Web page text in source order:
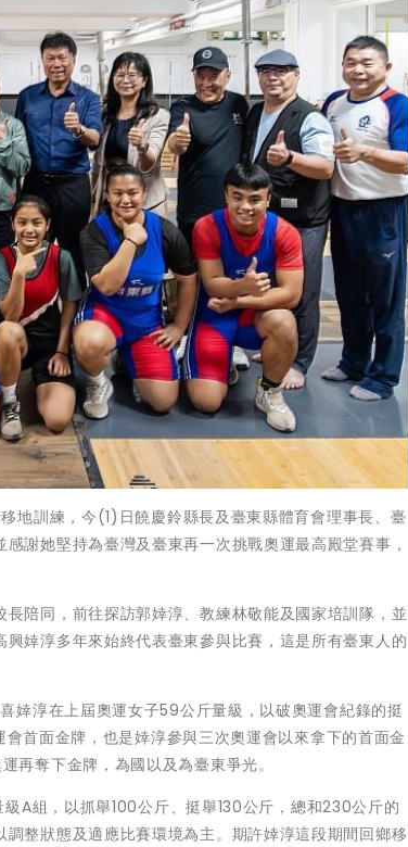
地訓練，今(1)日饒慶鈴縣長及臺東縣體育會理事長、臺
謝她堅持為臺灣及臺東再一次挑戰奧運最高殿堂賽事，
陪同，前往探訪郭婞淳、教練林敬能及國家培訓隊，並
婞淳多年來始終代表臺東參與比賽，這是所有臺東人的
婞淳在上屆奧運女子59公斤量級，以破奧運會紀錄的挺
首面金牌，也是婞淳參與三次奧運會以來拿下的首面金
再奪下金牌，為國以及為臺東爭光。
A組，以抓舉100公斤、挺舉130公斤，總和230公斤的
整狀態及適應比賽環境為主。期許婞淳這段期間回鄉移